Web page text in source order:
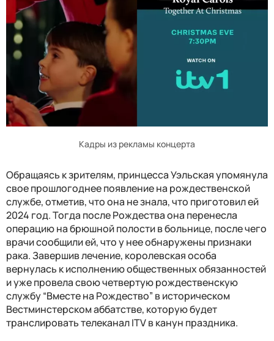
Кадры из рекламы концерта
Обращаясь к зрителям, принцесса Уэльская упомянула
свое прошлогоднее появление на рождественской
службе, отметив, что она не знала, что приготовил ей
2024 год. Тогда после Рождества она перенесла
операцию на брюшной полости в больнице, после чего
врачи сообщили ей, что у нее обнаружены признаки
рака. Завершив лечение, королевская особа
вернулась к исполнению общественных обязанностей
и уже провела свою четвертую рождественскую
службу “Вместе на Рождество” в историческом
Вестминстерском аббатстве, которую будет
транслировать телеканал ITV в канун праздника.